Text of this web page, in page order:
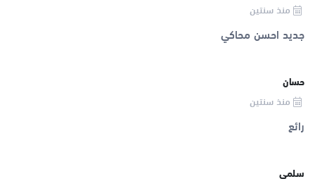
منذ سنتين
جديد احسن محاكي
حسان
منذ سنتين
رائع
سلمى